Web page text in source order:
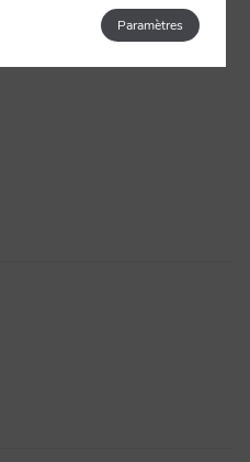
programmes de
avantages et ses
Paramètres